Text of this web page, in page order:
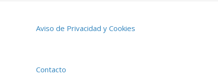
Aviso de Privacidad y Cookies
Contacto